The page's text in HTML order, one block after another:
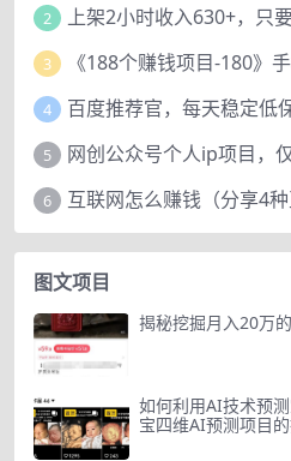
2
3
4 百度推荐官，每天稳定低
5
6 互联网怎么赚钱（分享4种
图文项目
揭秘挖掘月入20万
如何利用AI技术预
宝四维AI预测项目的